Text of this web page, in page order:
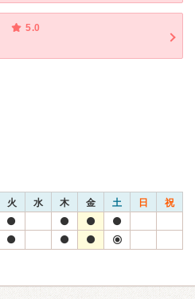
5.0
火 水 木 金 土 日 祝